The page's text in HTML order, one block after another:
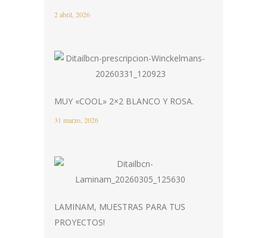
2 abril, 2026
MUY «COOL» 2×2 BLANCO Y ROSA.
31 marzo, 2026
LAMINAM, MUESTRAS PARA TUS
PROYECTOS!